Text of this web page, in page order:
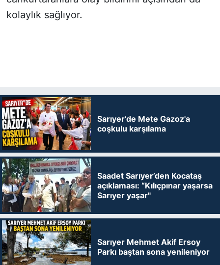
kolaylık sağlıyor.
Sarıyer’de Mete Gazoz'a
coşkulu karşılama
Saadet Sarıyer’den Kocataş
açıklaması: “Kılıçpınar yaşarsa
Sarıyer yaşar"
Sarıyer Mehmet Akif Ersoy
Parkı baştan sona yenileniyor